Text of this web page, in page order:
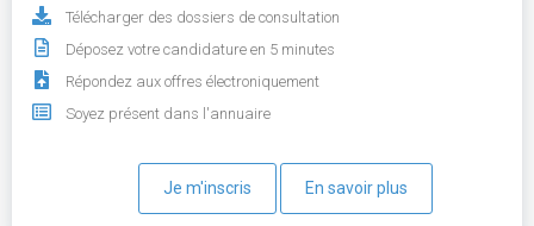
Télécharger des dossiers de consultation
Déposez votre candidature en 5 minutes
Répondez aux offres électroniquement
Soyez présent dans l'annuaire
Je m'inscris En savoir plus